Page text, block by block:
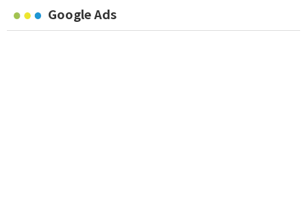
Google Ads